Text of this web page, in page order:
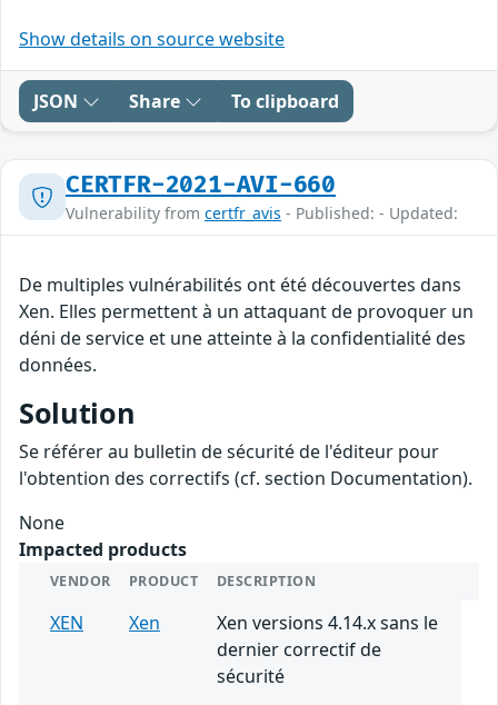
Show details on source website
JSON Share To clipboard
CERTFR-2021-AVI-660
Vulnerability from certfr_avis - Published: - Updated:
De multiples vulnérabilités ont été découvertes dans
Xen. Elles permettent à un attaquant de provoquer un
déni de service et une atteinte à la confidentialité des
données.
Solution
Se référer au bulletin de sécurité de l'éditeur pour
l'obtention des correctifs (cf. section Documentation).
None
Impacted products
VENDOR PRODUCT DESCRIPTION
XEN Xen
Xen versions 4.14.x sans le
dernier correctif de
sécurité